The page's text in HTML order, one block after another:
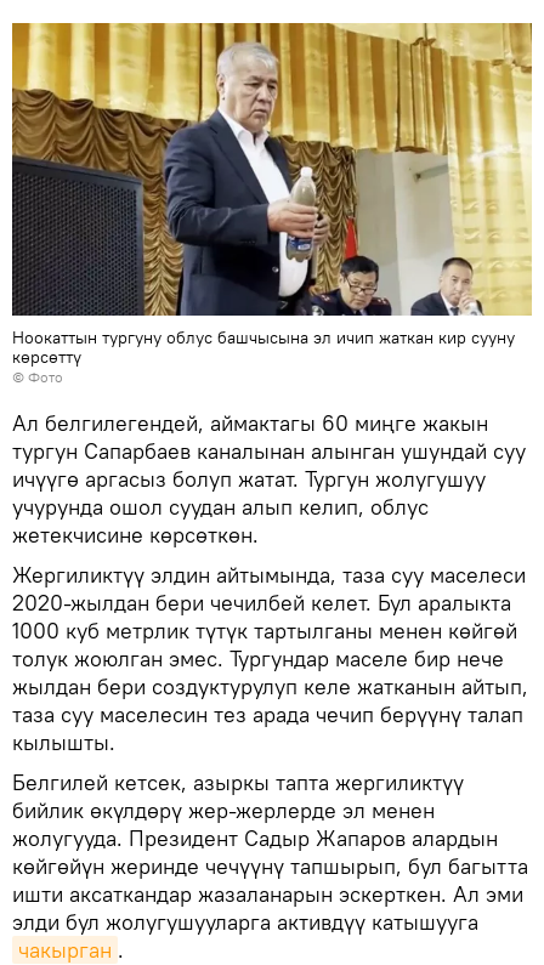
Ноокаттын тургуну облус башчысына эл ичип жаткан кир сууну
көрсөттү
© Фото
Ал белгилегендей, аймактагы 60 миңге жакын
тургун Сапарбаев каналынан алынган ушундай суу
ичүүгө аргасыз болуп жатат. Тургун жолугушуу
учурунда ошол суудан алып келип, облус
жетекчисине көрсөткөн.
Жергиликтүү элдин айтымында, таза суу маселеси
2020-жылдан бери чечилбей келет. Бул аралыкта
1000 куб метрлик түтүк тартылганы менен көйгөй
толук жоюлган эмес. Тургундар маселе бир нече
жылдан бери создуктурулуп келе жатканын айтып,
таза суу маселесин тез арада чечип берүүнү талап
кылышты.
Белгилей кетсек, азыркы тапта жергиликтүү
бийлик өкүлдөрү жер-жерлерде эл менен
жолугууда. Президент Садыр Жапаров алардын
көйгөйүн жеринде чечүүнү тапшырып, бул багытта
ишти аксаткандар жазаланарын эскерткен. Ал эми
элди бул жолугушууларга активдүү катышууга
чакырган .